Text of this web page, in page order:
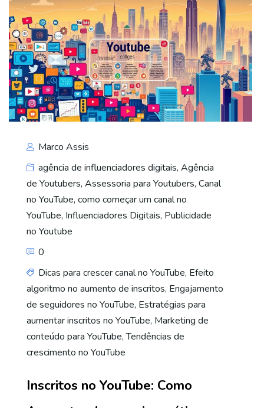
Marco Assis
agência de influenciadores digitais, Agência
de Youtubers, Assessoria para Youtubers, Canal
no YouTube, como começar um canal no
YouTube, Influenciadores Digitais, Publicidade
no Youtube
0
Dicas para crescer canal no YouTube, Efeito
algoritmo no aumento de inscritos, Engajamento
de seguidores no YouTube, Estratégias para
aumentar inscritos no YouTube, Marketing de
conteúdo para YouTube,Tendências de
crescimento no YouTube
Inscritos no YouTube: Como